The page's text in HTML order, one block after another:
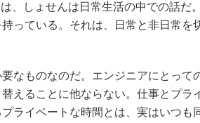
、しょせんは日常生活の中での話だ
っている。それは、日常と非日常を
なものなのだ。エンジニアにとって
えることに他ならない。仕事とプラ
ライベートな時間とは、実はいつも